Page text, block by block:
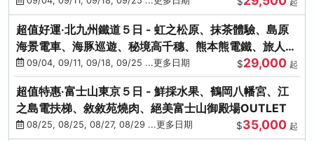
超值好運‧北九州鐵道５日 - 虹之松原、抹茶體驗、島原
海景電車、海豚巡遊、秘境高千穗、熊本熊電鐵、旅人觀
光列車-台中出發
09/04, 09/11, 09/18, 09/25 ...更多日期 $29,000 起
超值特惠‧富士山東京５日 - 鮮採水果、鶴岡八幡宮、江
之島電扶梯、敘敘苑燒肉、絕美富士山御殿場OUTLET
08/25, 08/25, 08/27, 08/29 ...更多日期 $35,000 起